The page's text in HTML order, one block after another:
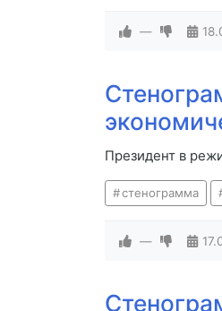
—
Президент в
стенограмма
—